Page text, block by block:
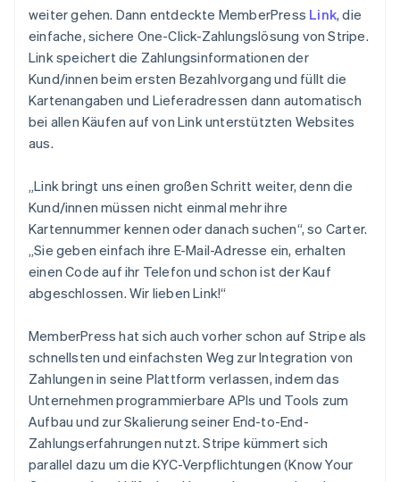
weiter gehen. Dann entdeckte MemberPress Link, die
einfache, sichere One-Click-Zahlungslösung von Stripe.
Link speichert die Zahlungsinformationen der
Kund/innen beim ersten Bezahlvorgang und füllt die
Kartenangaben und Lieferadressen dann automatisch
bei allen Käufen auf von Link unterstützten Websites
aus.
„Link bringt uns einen großen Schritt weiter, denn die
Kund/innen müssen nicht einmal mehr ihre
Kartennummer kennen oder danach suchen“, so Carter.
„Sie geben einfach ihre E-Mail-Adresse ein, erhalten
einen Code auf ihr Telefon und schon ist der Kauf
abgeschlossen. Wir lieben Link!“
MemberPress hat sich auch vorher schon auf Stripe als
schnellsten und einfachsten Weg zur Integration von
Zahlungen in seine Plattform verlassen, indem das
Unternehmen programmierbare APIs und Tools zum
Aufbau und zur Skalierung seiner End-to-End-
Zahlungserfahrungen nutzt. Stripe kümmert sich
parallel dazu um die KYC-Verpflichtungen (Know Your